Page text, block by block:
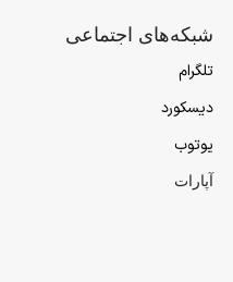
شبکه‌های اجتماعی
تلگرام
دیسکورد
یوتوب
آپارات